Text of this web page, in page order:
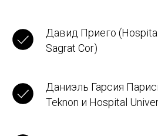
Давид Приего
Sagrat Cor)
Даниэль Гарсия
Teknon и Hospital